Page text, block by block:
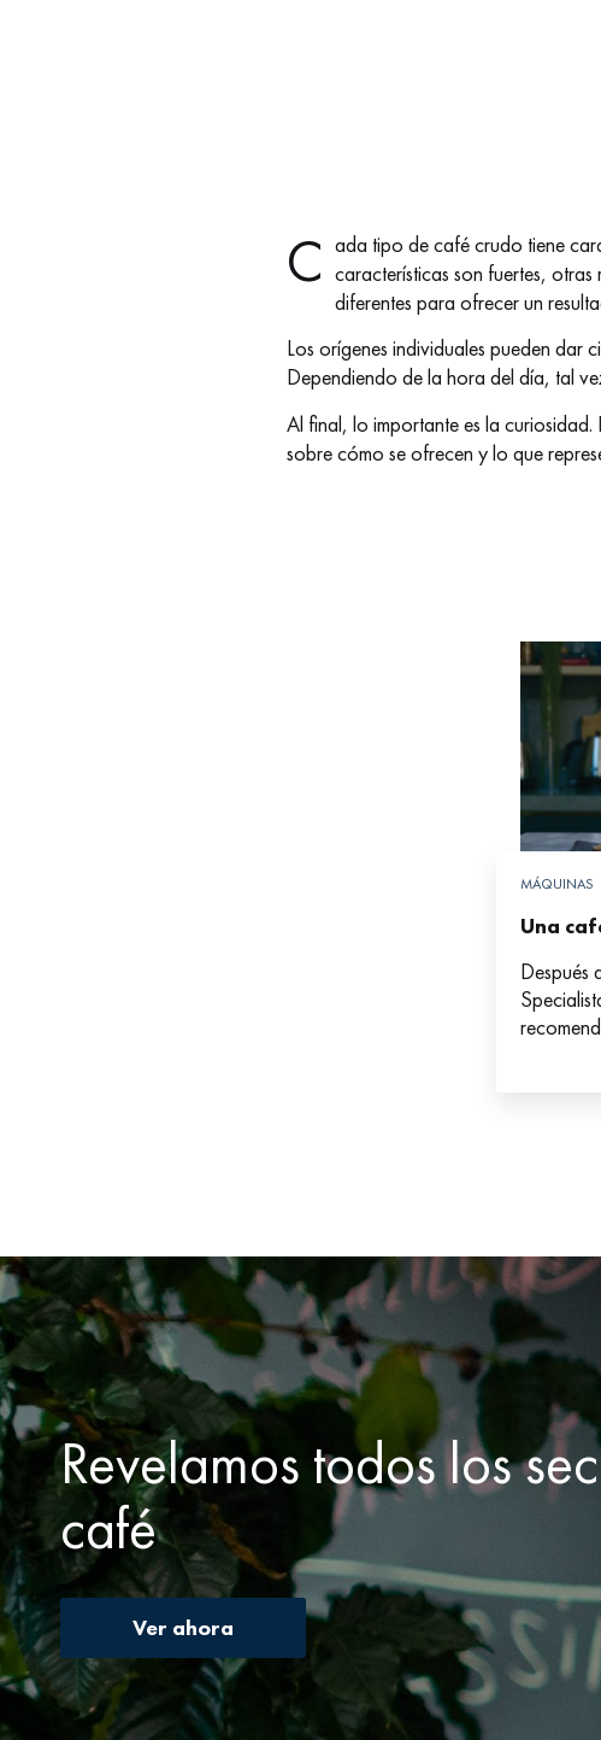
C ada tipo de café crudo tiene
características son fuertes,
diferentes para ofrecer un
Los orígenes individuales pueden dar
Dependiendo de la hora del día, tal
Al final, lo importante es la
sobre cómo se ofrecen y lo que
MÁQUINAS
Una
Después
Revelamos todos los
café
Ver ahora